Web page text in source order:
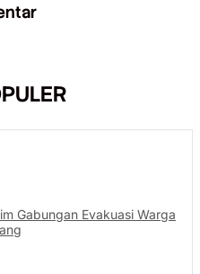
Gabungan Evakuasi Warga